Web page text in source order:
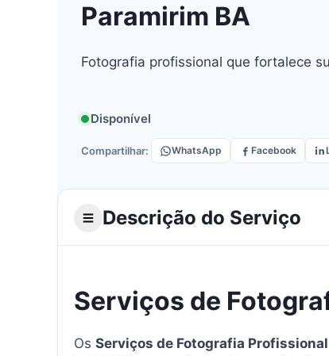
Paramirim BA
Fotografia profissional que fortalece
Disponível
Compartilhar: WhatsApp Facebook
Descrição do Serviço
Serviços de
Os Serviços de Fotografia Profissional